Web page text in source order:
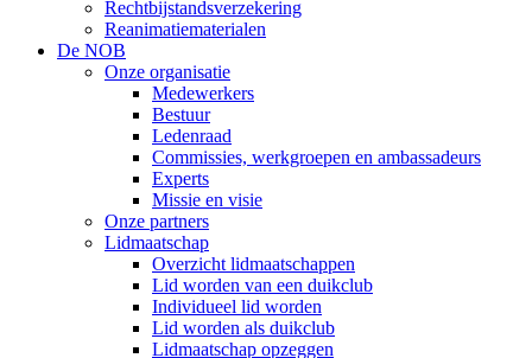
Rechtbijstandsverzekering
Reanimatiematerialen
De NOB
Onze organisatie
Medewerkers
Bestuur
Ledenraad
Commissies, werkgroepen en ambassadeurs
Experts
Missie en visie
Onze partners
Lidmaatschap
Overzicht lidmaatschappen
Lid worden van een duikclub
Individueel lid worden
Lid worden als duikclub
Lidmaatschap opzeggen